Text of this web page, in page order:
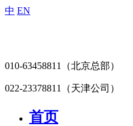
中 EN
010-63458811 （北京总部）
022-23378811 （天津公司）
首页